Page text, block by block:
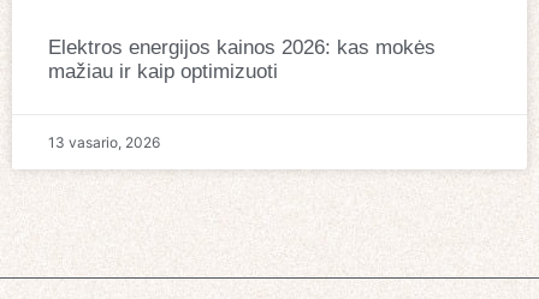
Elektros energijos kainos 2026: kas mokės
mažiau ir kaip optimizuoti
13 vasario, 2026